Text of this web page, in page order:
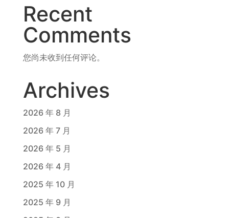
Recent
Comments
您尚未收到任何评论。
Archives
2026 年 8 月
2026 年 7 月
2026 年 5 月
2026 年 4 月
2025 年 10 月
2025 年 9 月